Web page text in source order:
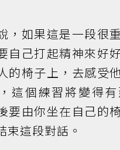
，如果這是一段很
自己打起精神來好
的椅子上，去感受
這個練習將變得
要由你坐在自己的
束這段對話。